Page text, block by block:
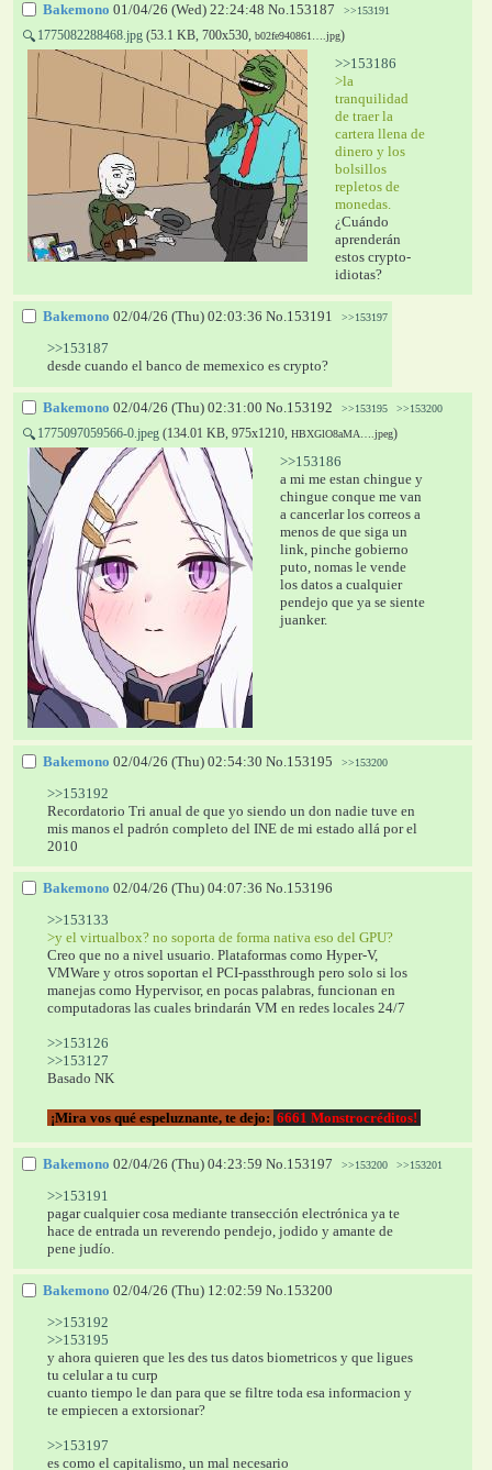
Bakemono 01/04/26 (Wed) 22:24:48 No.153187 >>153191
🔍 1775082288468.jpg (53.1 KB, 700x530, b02fe940861….jpg)
>>153186
>la
tranquilidad
de traer la
cartera llena de
dinero y los
bolsillos
repletos de
monedas.
¿Cuándo
aprenderán
estos crypto-
idiotas?
Bakemono 02/04/26 (Thu) 02:03:36 No.153191 >>153197
>>153187
desde cuando el banco de memexico es crypto?
Bakemono 02/04/26 (Thu) 02:31:00 No.153192 >>153195 >>153200
🔍 1775097059566-0.jpeg (134.01 KB, 975x1210, HBXGlO8aMA….jpeg)
>>153186
a mi me estan chingue y
chingue conque me van
a cancerlar los correos a
menos de que siga un
link, pinche gobierno
puto, nomas le vende
los datos a cualquier
pendejo que ya se siente
juanker.
Bakemono 02/04/26 (Thu) 02:54:30 No. 153195 >>153200
>>153192
Recordatorio Tri anual de que yo siendo un don nadie tuve en
mis manos el padrón completo del INE de mi estado allá por el
2010
Bakemono 02/04/26 (Thu) 04:07:36 No. 153196
>>153133
>y el virtualbox? no soporta de forma nativa eso del GPU?
Creo que no a nivel usuario. Plataformas como Hyper-V,
VMWare y otros soportan el PCI-passthrough pero solo si los
manejas como Hypervisor, en pocas palabras, funcionan en
computadoras las cuales brindarán VM en redes locales 24/7
>>153126
>>153127
Basado NK
¡Mira vos qué espeluznante, te dejo: 6661 Monstrocréditos!
Bakemono 02/04/26 (Thu) 04:23:59 No. 153197 >>153200 >>153201
>>153191
pagar cualquier cosa mediante transección electrónica ya te
hace de entrada un reverendo pendejo, jodido y amante de
pene judío.
Bakemono 02/04/26 (Thu) 12:02:59 No. 153200
>>153192
>>153195
y ahora quieren que les des tus datos biometricos y que ligues
tu celular a tu curp
cuanto tiempo le dan para que se filtre toda esa informacion y
te empiecen a extorsionar?
>>153197
es como el capitalismo, un mal necesario